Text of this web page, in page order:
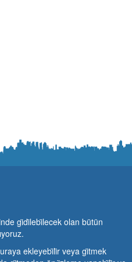
gi̇di̇lebi̇lecek olan bütün
ekleyebi̇li̇r veya gi̇tmek